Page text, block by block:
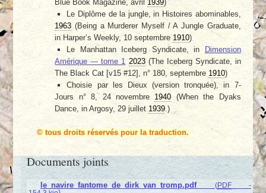
Blue Book Magazine, avril 1939)
Le Diplôme de la jungle, in Histoires abominables,
1963(Being a Murderer Myself / A Jungle Graduate,
in Harper’s Weekly, 10 septembre 1910)
Le Manhattan Iceberg Syndicate, in
Dimension
Amérique — tome 1 2023(The Iceberg Syndicate, in
The Black Cat [v15 #12], n° 180, septembre1910)
Choisie par les Dieux (version tronquée), in 7-
Jours n° 8, 24 novembre 1940(When the Dyaks
Dance, in Argosy, 29 juillet1939.)
© tous droits réservés pour la traduction.
Documents joints
le_navire_fantome_de_dirk_van_tromp.pdf (PDF-